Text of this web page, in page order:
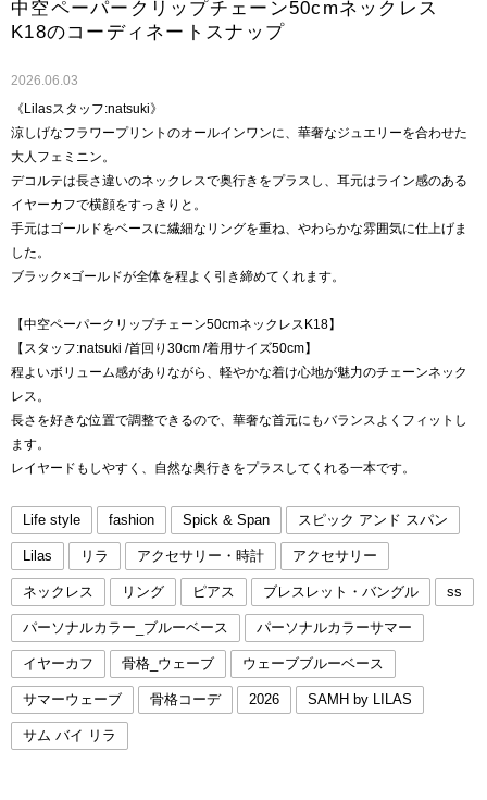
中空ペーパークリップチェーン50cmネックレス
K18のコーディネートスナップ
2026.06.03
《Lilasスタッフ:natsuki》
涼しげなフラワープリントのオールインワンに、華奢なジュエリーを合わせた
大人フェミニン。
デコルテは長さ違いのネックレスで奥行きをプラスし、耳元はライン感のある
イヤーカフで横顔をすっきりと。
手元はゴールドをベースに繊細なリングを重ね、やわらかな雰囲気に仕上げま
した。
ブラック×ゴールドが全体を程よく引き締めてくれます。
【中空ペーパークリップチェーン50cmネックレスK18】
【スタッフ:natsuki /首回り30cm /着用サイズ50cm】
程よいボリューム感がありながら、軽やかな着け心地が魅力のチェーンネック
レス。
長さを好きな位置で調整できるので、華奢な首元にもバランスよくフィットし
ます。
レイヤードもしやすく、自然な奥行きをプラスしてくれる一本です。
Life style fashion Spick & Span スピック アンド スパン
Lilas リラ アクセサリー・時計 アクセサリー
ネックレス リング ピアス ブレスレット・バングル ss
パーソナルカラー_ブルーベース パーソナルカラーサマー
イヤーカフ 骨格_ウェーブ ウェーブブルーベース
サマーウェーブ 骨格コーデ 2026 SAMH by LILAS
サム バイ リラ